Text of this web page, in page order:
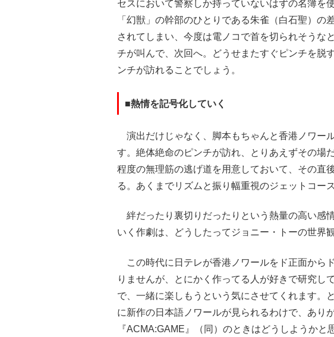
セスにおいて警察しか持っていないはずの名簿を
「幻獣」の幹部のひとりである朱雀（白石聖）の
されてしまい、今度は電ノコで首を切られそう
チが叫んで、次回へ。どうせまたすぐピンチを脱
ンチが訪れることでしょう。
■熱情を記号化していく
演出だけじゃなく、脚本もちゃんと香港ノワー
す。絶体絶命のピンチが訪れ、とりあえずその場
程度の無理筋の逃げ道を用意しておいて、その直
る。あくまでリズムと振り幅重視のジェットコース
絆だったり裏切りだったりという熱量の高い感
いく作劇は、どうしたってジョニー・トーの世界
この時代に日テレが香港ノワールをド正面から
りませんが、とにかく作ってる人が好きで研究し
で、一緒に楽しもうという気にさせてくれます。
に新作の日本語ノワールが見られるわけで、あり
『ACMA:GAME』（同）のときはどうしようかと